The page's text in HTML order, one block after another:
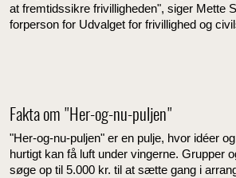
at fremtidssikre frivilligheden", siger Mette
forperson for Udvalget for frivillighed og
Fakta om "Her-og-nu-puljen"
"Her-og-nu-puljen" er en pulje, hvor idéer
hurtigt kan få luft under vingerne. Grupper
søge op til 5.000 kr. til at sætte gang i